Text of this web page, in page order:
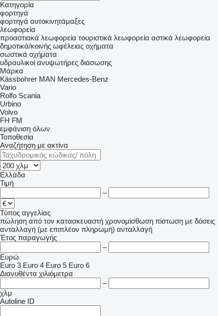
Κατηγορία
φορτηγά
φορτηγά αυτοκινητάμαξες
λεωφορεία
προαστιακά λεωφορεία τουριστικά λεωφορεία αστικά λεωφορεία
δημοτικά/κοινής ωφέλειας οχήματα
σωστικά οχήματα
υδραυλικοί ανυψωτήρες διάσωσης
Μάρκα
Kässbohrer MAN Mercedes-Benz
Vario
Rolfo Scania
Urbino
Volvo
FH FM
εμφάνιση όλων
Τοποθεσία
Αναζήτηση με ακτίνα
Ελλάδα
Τιμή
–
Τύπος αγγελίας
πώληση από τον κατασκευαστή χρονομίσθωση πίστωση με δόσεις
ανταλλαγή (με επιπλέον πληρωμή) ανταλλαγή
Έτος παραγωγής
–
Ευρώ
Euro 3 Euro 4 Euro 5 Euro 6
Διανυθέντα χιλιόμετρα
–
χλμ
Autoline ID